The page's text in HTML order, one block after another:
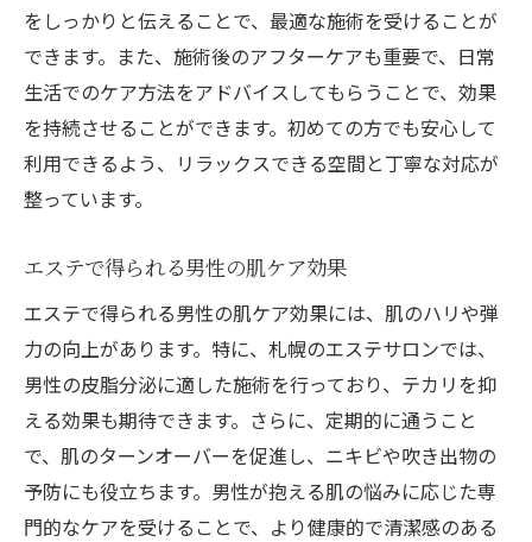
をしっかりと伝えることで、最適な施術を受けることが
できます。また、施術後のアフターケアも重要で、日常
生活でのケア方法をアドバイスしてもらうことで、効果
を持続させることができます。初めての方でも安心して
利用できるよう、リラックスできる空間と丁寧な対応が
整っています。
エステで得られる男性の肌ケア効果
エステで得られる男性の肌ケア効果には、肌のハリや弾
力の向上があります。特に、札幌のエステサロンでは、
男性の皮脂分泌に適した施術を行っており、テカリを抑
える効果も期待できます。さらに、定期的に通うこと
で、肌のターンオーバーを促進し、ニキビや吹き出物の
予防にも役立ちます。男性が抱える肌の悩みに応じた専
門的なケアを受けることで、より健康的で清潔感のある